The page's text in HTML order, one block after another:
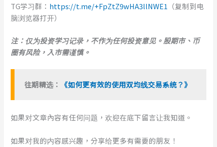
TG学习群： https://t.me/+FpZtZ9wHA3llNWE1 （复制到电
脑浏览器打开）
注：仅为投资学习记录，不作为任何投资意见。股期市、币
圈有风险，入市需谨慎。
往期精选： 《如何更有效的使用双均线交易系统？》
如果对文章內容有任何问题，欢迎在底下留言让我知道。
如果对我的内容感兴趣，分享给更多有需要的朋友！